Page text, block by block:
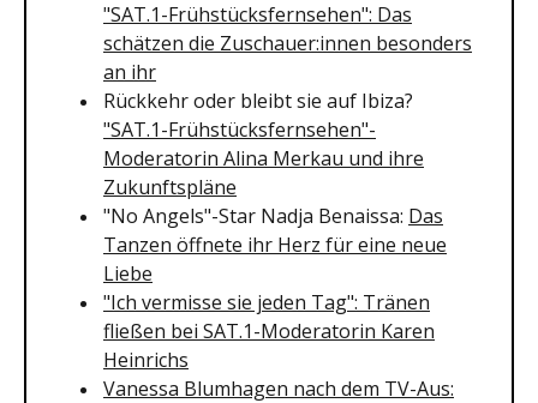
"SAT.1-Frühstücksfernsehen": Das
schätzen die Zuschauer:innen besonders
an ihr
Rückkehr oder bleibt sie auf Ibiza?
"SAT.1-Frühstücksfernsehen"-
Moderatorin Alina Merkau und ihre
Zukunftspläne
"No Angels"-Star Nadja Benaissa: Das
Tanzen öffnete ihr Herz für eine neue
Liebe
"Ich vermisse sie jeden Tag": Tränen
fließen bei SAT.1-Moderatorin Karen
Heinrichs
Vanessa Blumhagen nach dem TV-Aus: